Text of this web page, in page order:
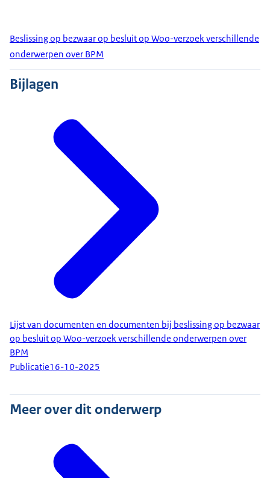
Beslissing op bezwaar op besluit op Woo-verzoek verschillende
onderwerpen over BPM
Bijlagen
Lijst van documenten en documenten bij beslissing op bezwaar
op besluit op Woo-verzoek verschillende onderwerpen over
BPM
Publicatie16-10-2025
Meer over dit onderwerp